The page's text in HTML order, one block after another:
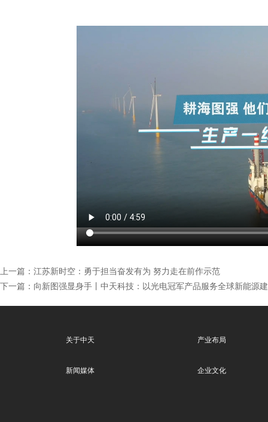
上一篇： 江苏新时空：勇于担当奋发有为 努力走在前作示范
下一篇： 向新图强显身手丨中天科技：以光电冠军产品服务全球新能源
关于中天 产业布局
新闻媒体 企业文化